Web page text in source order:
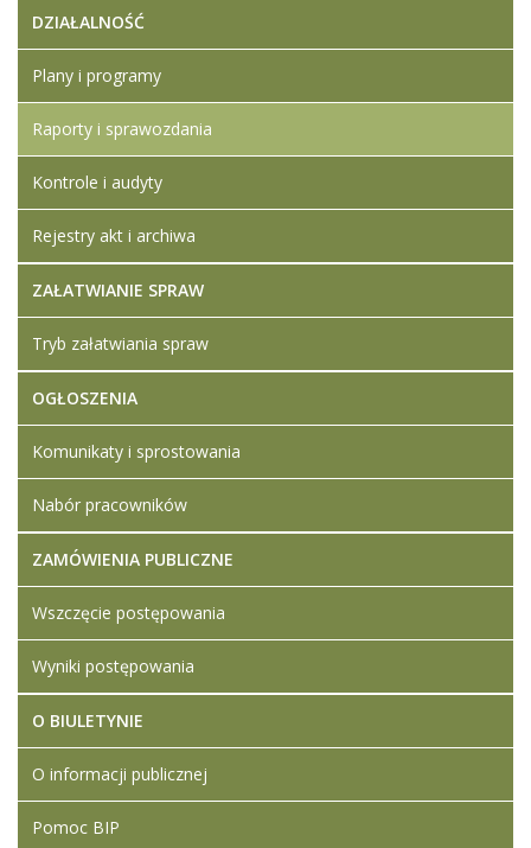
DZIAŁALNOŚĆ
Plany i programy
Raporty i sprawozdania
Kontrole i audyty
Rejestry akt i archiwa
ZAŁATWIANIE SPRAW
Tryb załatwiania spraw
OGŁOSZENIA
Komunikaty i sprostowania
Nabór pracowników
ZAMÓWIENIA PUBLICZNE
Wszczęcie postępowania
Wyniki postępowania
O BIULETYNIE
O informacji publicznej
Pomoc BIP